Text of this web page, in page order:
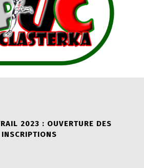
2023 : OUVERTURE DES
INSCRIPTIONS